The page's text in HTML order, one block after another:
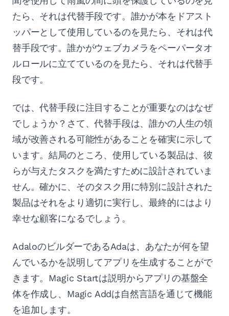
たら、それは代替手段です。誰かが本をドアスト
ッパーとして使用しているのを見たら、それは代
替手段です。誰かがウェブカメラをペーパータオ
ルロールに立てているのを見たら、それは代替手
段です。
では、代替手段に注目することが重要なのはなぜ
でしょうか？さて、代替手段は、誰かの人生の領
域が改善される可能性があることを確実に示して
います。結局のところ、使用している製品は、彼
らが与えたタスクを満たすために設計されていま
せん。確かに、そのタスク用に特別に設計された
製品はそれをより適切に実行し、最終的にはより
幸せな顧客になるでしょう。
AdaloのビルダーであるAdaは、あなたが何を望
んでいるかを説明してアプリを生成することがで
きます。Magic Startは説明からアプリの基盤全
体を作成し、Magic Addは自然言語を通じて機能
を追加します。